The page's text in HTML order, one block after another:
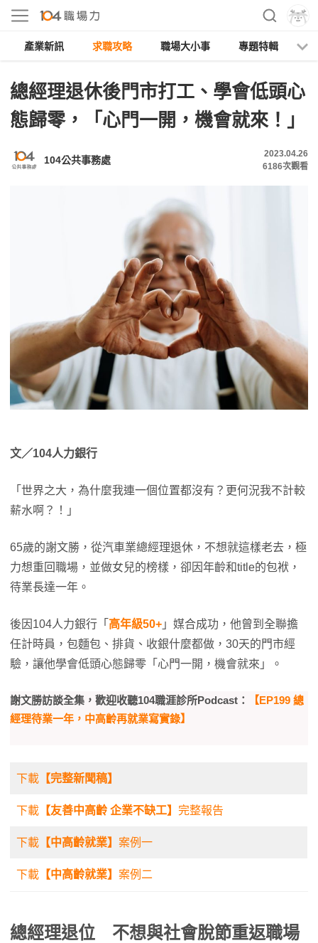
產業新訊 求職攻略 職場大小事 專題特輯
總經理退休後門市打工、學會低頭心
態歸零，「心門一開，機會就來！」
104公共事務處
2023.04.26
6186次觀看
文／104人力銀行
「世界之大，為什麼我連一個位置都沒有？更何況我不計較
薪水啊？！」
65歲的謝文勝，從汽車業總經理退休，不想就這樣老去，極
力想重回職場，並做女兒的榜樣，卻因年齡和title的包袱，
待業長達一年。
後因104人力銀行「 高年級50+ 」媒合成功，他曾到全聯擔
任計時員，包麵包、排貨、收銀什麼都做，30天的門市經
驗，讓他學會低頭心態歸零「心門一開，機會就來」。
謝文勝訪談全集，歡迎收聽104職涯診所Podcast：
【EP199 總
經理待業一年，中高齡再就業寫實錄】
下載 【完整新聞稿】
下載 【友善中高齡 企業不缺工】 完整報告
下載 【中高齡就業】 案例一
下載 【中高齡就業】 案例二
總經理退位 不想與社會脫節重返職場